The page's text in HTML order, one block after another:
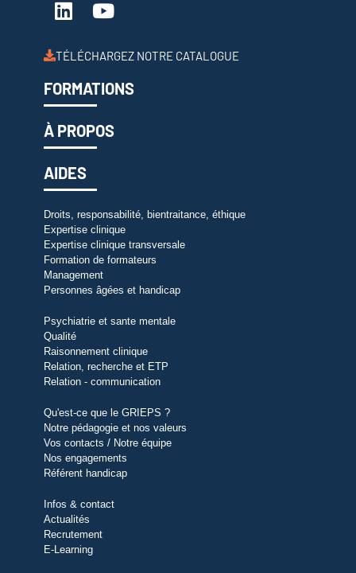
TÉLÉCHARGEZ NOTRE CATALOGUE
FORMATIONS
À PROPOS
AIDES
Droits, responsabilité, bientraitance, éthique
Expertise clinique
Expertise clinique transversale
Formation de formateurs
Management
Personnes âgées et handicap
Psychiatrie et sante mentale
Qualité
Raisonnement clinique
Relation, recherche et ETP
Relation - communication
Qu'est-ce que le GRIEPS ?
Notre pédagogie et nos valeurs
Vos contacts / Notre équipe
Nos engagements
Référent handicap
Infos & contact
Actualités
Recrutement
E-Learning